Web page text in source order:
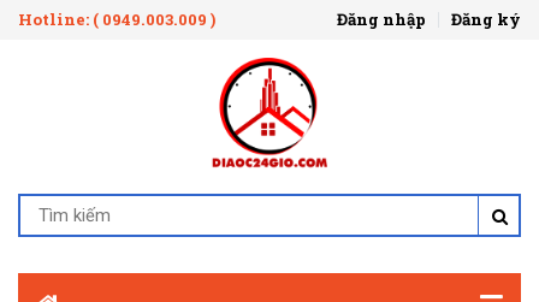
Hotline: ( 0949.003.009 ) Đăng nhập Đăng ký